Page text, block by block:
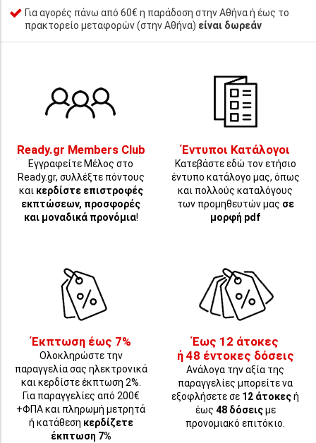
Για αγορές πάνω από 60€ η παράδοση στην Αθήνα ή έως το
πρακτορείο μεταφορών (στην Αθήνα) είναι δωρεάν
Ready.gr Members Club
Εγγραφείτε Μέλος στο
Ready.gr, συλλέξτε πόντους
και κερδίστε επιστροφές
εκπτώσεων, προσφορές
και μοναδικά προνόμια!
Έντυποι Κατάλογοι
Κατεβάστε εδώ τον ετήσιο
έντυπο κατάλογο μας, όπως
και πολλούς καταλόγους
των προμηθευτών μας σε
μορφή pdf
Έκπτωση έως 7%
Ολοκληρώστε την
παραγγελία σας ηλεκτρονικά
και κερδίστε έκπτωση 2%.
Για παραγγελίες από 200€
+ΦΠΑ και πληρωμή μετρητά
ή κατάθεση κερδίζετε
έκπτωση 7%
Έως 12 άτοκες
ή 48 έντοκες δόσεις
Ανάλογα την αξία της
παραγγελίες μπορείτε να
εξοφλήσετε σε 12 άτοκεςή
έως 48 δόσειςμε
προνομιακό επιτόκιο.